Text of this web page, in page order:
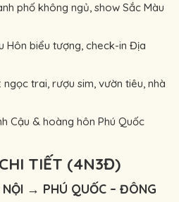
phố không ngủ, show Sắc Màu
Hôn biểu tượng, check-in Địa
ngọc trai, rượu sim, vườn tiêu, nhà
Cậu & hoàng hôn Phú Quốc
TIẾT (4N3Đ)
→ PHÚ QUỐC – ĐÔNG